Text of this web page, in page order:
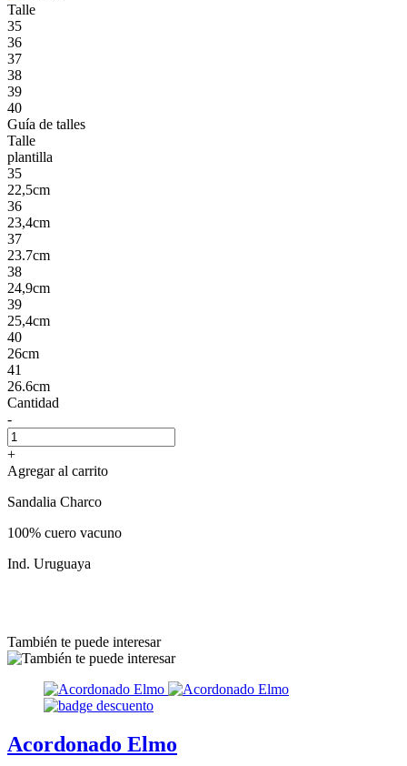
Talle
35
36
37
38
39
40
Guía de talles
Talle
plantilla
35
22,5cm
36
23,4cm
37
23.7cm
38
24,9cm
39
25,4cm
40
26cm
41
26.6cm
Cantidad
-
+
Agregar al carrito
Sandalia Charco
100% cuero vacuno
Ind. Uruguaya
También te puede interesar
Acordonado Elmo